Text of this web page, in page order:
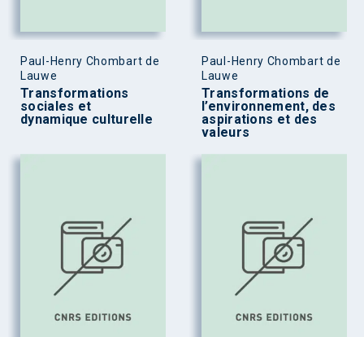
Paul-Henry Chombart de
Lauwe
Transformations
sociales et
dynamique culturelle
Paul-Henry Chombart de
Lauwe
Transformations de
l’environnement, des
aspirations et des
valeurs